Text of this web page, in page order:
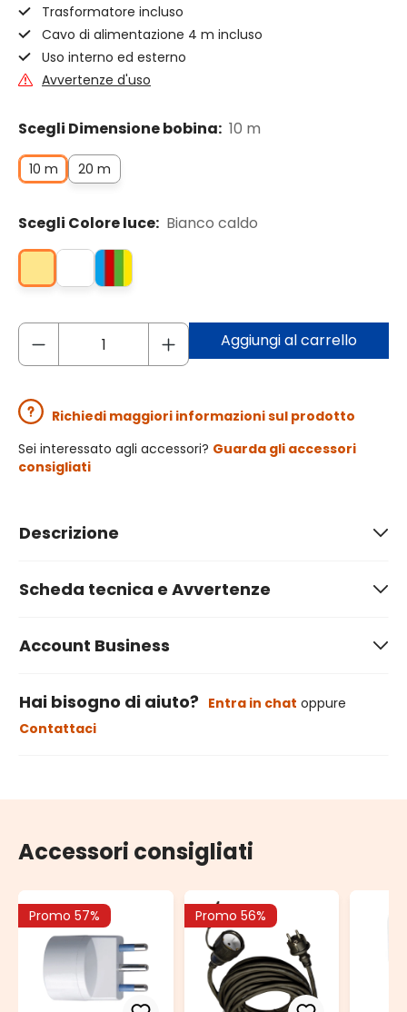
Trasformatore incluso
Cavo di alimentazione 4 m incluso
Uso interno ed esterno
Avvertenze d'uso
Scegli Dimensione bobina: 10 m
10 m 20 m
Scegli Colore luce: Bianco caldo
Aggiungi al carrello
Richiedi maggiori informazioni sul prodotto
Sei interessato agli accessori? Guarda gli accessori
consigliati
Descrizione
Scheda tecnica e Avvertenze
Account Business
Hai bisogno di aiuto? Entra in chat oppure
Contattaci
Accessori consigliati
Promo 57% Promo 56%